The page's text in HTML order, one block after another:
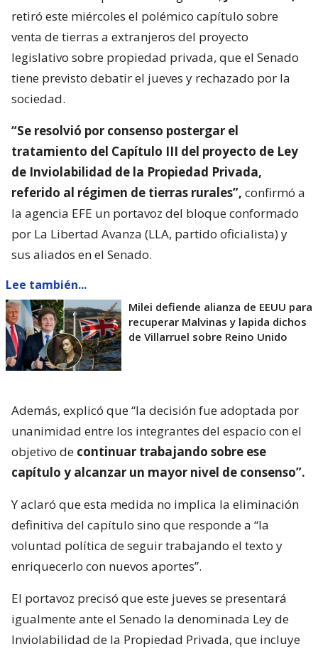
retiró este miércoles el polémico capítulo sobre
venta de tierras a extranjeros del proyecto
legislativo sobre propiedad privada, que el Senado
tiene previsto debatir el jueves y rechazado por la
sociedad.
“Se resolvió por consenso postergar el
tratamiento del Capítulo III del proyecto de Ley
de Inviolabilidad de la Propiedad Privada,
referido al régimen de tierras rurales”, confirmó a
la agencia EFE un portavoz del bloque conformado
por La Libertad Avanza (LLA, partido oficialista) y
sus aliados en el Senado.
Lee también...
Milei defiende alianza de EEUU para
recuperar Malvinas y lapida dichos
de Villarruel sobre Reino Unido
Además, explicó que “la decisión fue adoptada por
unanimidad entre los integrantes del espacio con el
objetivo de continuar trabajando sobre ese
capítulo y alcanzar un mayor nivel de consenso”.
Y aclaró que esta medida no implica la eliminación
definitiva del capítulo sino que responde a “la
voluntad política de seguir trabajando el texto y
enriquecerlo con nuevos aportes”.
El portavoz precisó que este jueves se presentará
igualmente ante el Senado la denominada Ley de
Inviolabilidad de la Propiedad Privada, que incluye